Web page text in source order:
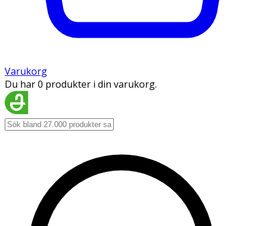
Varukorg
Du har 0 produkter i din varukorg.